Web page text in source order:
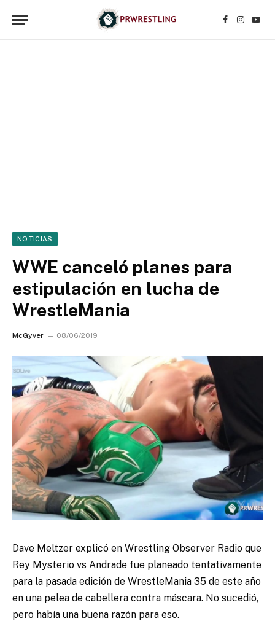
Facebook
NOTICIAS
WWE canceló planes para
estipulación en lucha de
WrestleMania
McGyver 08/06/2019
Dave Meltzer explicó en Wrestling Observer Radio que
Rey Mysterio vs Andrade fue planeado tentativamente
para la pasada edición de WrestleMania 35 de este año
en una pelea de cabellera contra máscara. No sucedió,
pero había una buena razón para eso.